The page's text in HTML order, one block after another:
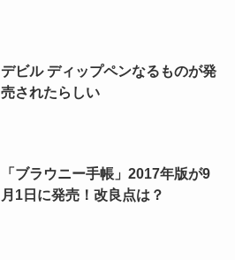
デビル ディップペンなるものが発
売されたらしい
「ブラウニー手帳」2017年版が9
月1日に発売！改良点は？